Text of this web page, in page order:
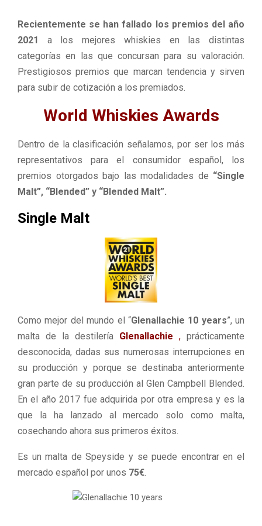
Recientemente se han fallado los premios del año
2021
a los mejores whiskies en las distintas
categorías en las que concursan para su valoración.
Prestigiosos premios que marcan tendencia y sirven
para subir de cotización a los premiados.
World Whiskies Awards
Dentro de la clasificación señalamos, por ser los más
representativos para el consumidor español, los
premios otorgados bajo las modalidades de “Single
Malt”, “Blended” y “Blended Malt”.
Single Malt
Como mejor del mundo el “Glenallachie 10 years”, un
malta de la destilería Glenallachie , prácticamente
desconocida, dadas sus numerosas interrupciones en
su producción y porque se destinaba anteriormente
gran parte de su producción al Glen Campbell Blended.
En el año 2017 fue adquirida por otra empresa y es la
que la ha lanzado al mercado solo como malta,
cosechando ahora sus primeros éxitos.
Es un malta de Speyside y se puede encontrar en el
mercado español por unos 75€.